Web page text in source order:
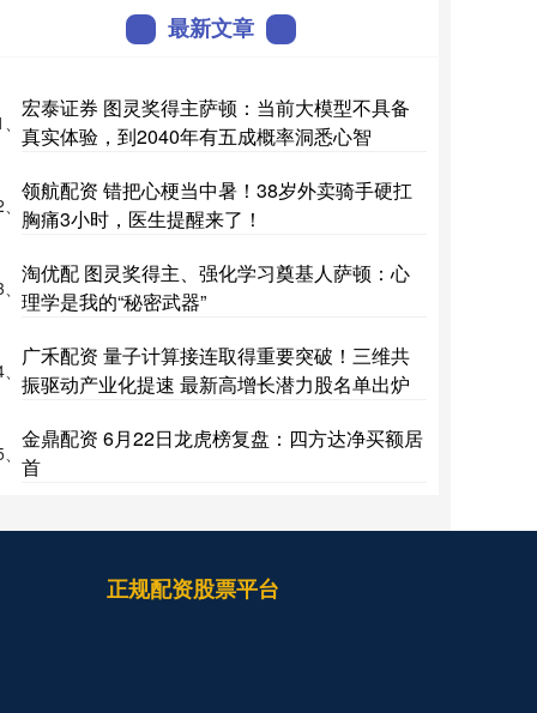
最新文章
宏泰证券 图灵奖得主萨顿：当前大模型不具备
真实体验，到2040年有五成概率洞悉心智
领航配资 错把心梗当中暑！38岁外卖骑手硬扛
胸痛3小时，医生提醒来了！
淘优配 图灵奖得主、强化学习奠基人萨顿：心
理学是我的“秘密武器”
广禾配资 量子计算接连取得重要突破！三维共
振驱动产业化提速 最新高增长潜力股名单出炉
金鼎配资 6月22日龙虎榜复盘：四方达净买额居
首
正规配资股票平台